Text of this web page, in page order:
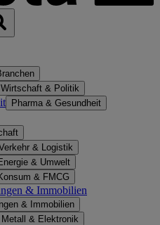
Wirtschaft & Politik
Pharma & Gesundheit
& Logistik
& Umwelt
& FMCG
& Immobilien
& Immobilien
Metall & Elektronik